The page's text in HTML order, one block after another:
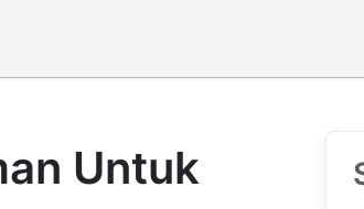
Untuk